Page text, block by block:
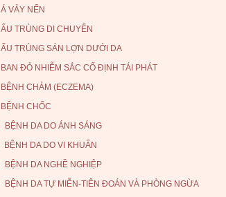
Á VẢY NẾN
ẤU TRÙNG DI CHUYỂN
ẤU TRÙNG SÁN LỢN DƯỚI DA
BAN ĐỎ NHIỄM SẮC CỐ ĐỊNH TÁI PHÁT
BỆNH CHÀM (ECZEMA)
BỆNH CHỐC
BỆNH DA DO ÁNH SÁNG
BỆNH DA DO VI KHUẨN
BỆNH DA NGHỀ NGHIỆP
BỆNH DA TỰ MIỄN-TIÊN ĐOÁN VÀ PHÒNG NGỪA